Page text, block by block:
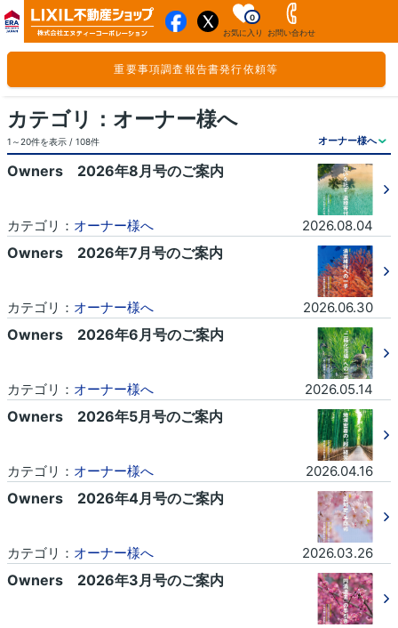
お気に入り
0
お問い合わせ
重要事項調査報告書発行依頼等
カテゴリ：オーナー様へ
1～20件を表示 / 108件
Owners 2026年8月号のご案内
カテゴリ： オーナー様へ 2026.08.04
Owners 2026年7月号のご案内
カテゴリ： オーナー様へ 2026.06.30
Owners 2026年6月号のご案内
カテゴリ： オーナー様へ 2026.05.14
Owners 2026年5月号のご案内
カテゴリ： オーナー様へ 2026.04.16
Owners 2026年4月号のご案内
カテゴリ： オーナー様へ 2026.03.26
Owners 2026年3月号のご案内